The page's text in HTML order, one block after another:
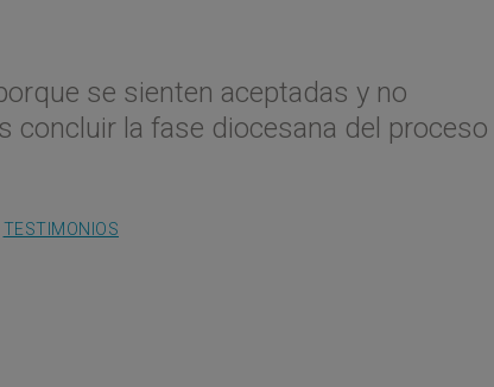
se sienten aceptadas y no
concluir la fase diocesana del proceso
TESTIMONIOS